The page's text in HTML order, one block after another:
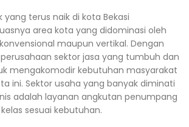
terus naik di kota Bekasi
area kota yang didominasi oleh
maupun vertikal. Dengan
sektor jasa yang tumbuh dan
mengakomodir kebutuhan masyarakat
ini. Sektor usaha yang banyak diminati
adalah layanan angkutan penumpang
sesuai kebutuhan.